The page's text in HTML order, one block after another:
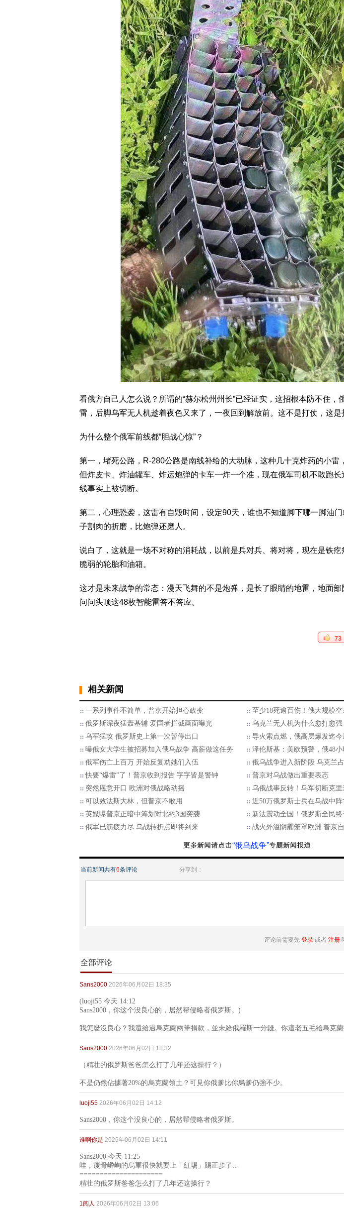
看俄方自己人怎么说？所谓的“赫尔松州州长”已经证实，这招根本防不住，
雷，后脚乌军无人机趁着夜色又来了，一夜回到解放前。这不是打仗，这是
为什么整个俄军前线都“胆战心惊”？
第一，堵死公路，R-280公路是南线补给的大动脉，这种几十克炸药的小雷
但炸皮卡、炸油罐车、炸运炮弹的卡车一炸一个准，现在俄军司机不敢跑
线事实上被切断。
第二，心理恐袭，这雷有自毁时间，设定90天，谁也不知道脚下哪一脚油
子割肉的折磨，比炮弹还磨人。
说白了，这就是一场不对称的消耗战，以前是兵对兵、将对将，现在是铁
脆弱的轮胎和油箱。
这才是未来战争的常态：漫天飞舞的不是炮弹，是长了眼睛的地雷，地面
问问头顶这48枚智能雷答不答应。
73
相关新闻
一系列事件不简单，普京开始担心政变
至少18死逾百伤！俄大规模
俄罗斯深夜猛轰基辅 爱国者拦截画面曝光
乌克兰无人机为什么愈打愈强
乌军猛攻 俄罗斯史上第一次暂停出口
导火索点燃，俄高层爆发迄
曝俄女大学生被招募加入俄乌战争 高薪做这任务
泽伦斯基：美欧预警，俄48
俄军伤亡上百万 开始反复劝她们入伍
俄乌战争进入新阶段 乌克兰
快要“爆雷”了！普京收到报告 字字皆是警钟
普京对乌战做出重要表态
突然愿意开口 欧洲对俄战略动摇
乌俄战事反转！乌军切断克
可以效法斯大林，但普京不敢用
近50万俄罗斯士兵在乌战中阵
英媒曝普京正暗中筹划对北约3国突袭
新法震动全国！俄罗斯全民
俄军已筋疲力尽 乌战转折点即将到来
战火外溢阴霾笼罩欧洲 普京
“俄乌战争”
当前新闻共有6条评论 分享到：
评论前需要先 登录 或者 注册
全部评论
Sans2000 2026年06月02日 18:35
(luoji55 今天 14:12
Sans2000，你这个没良心的，居然帮侵略者俄罗斯。)
我怎麼沒良心？我還給過烏克蘭兩筆捐款，並未給俄羅斯一分錢。你這老五毛給烏克
Sans2000 2026年06月02日 18:32
（精壮的俄罗斯爸爸怎么打了几年还这操行？）
不是仍然佔據著20%的烏克蘭領土？可見你俄爹比你烏爹仍強不少。
luoji55 2026年06月02日 14:12
Sans2000，你这个没良心的，居然帮侵略者俄罗斯。
谁啊你是 2026年06月02日 14:11
Sans2000 今天 11:25
哇，瘦骨嶙峋的烏軍很快就要上「紅埸」踢正步了…
=====================
精壮的俄罗斯爸爸怎么打了几年还这操行？
1阅人 2026年06月02日 13:06